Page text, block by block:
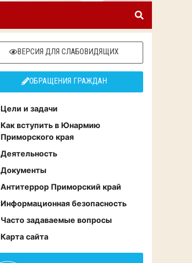
ВЕРСИЯ ДЛЯ СЛАБОВИДЯЩИХ
ОБРАЩЕНИЯ ГРАЖДАН
Цели и задачи
Как вступить в Юнармию
Приморского края
Деятельность
Документы
Антитеррор Приморский край
Информационная безопасность
Часто задаваемые вопросы
Карта сайта